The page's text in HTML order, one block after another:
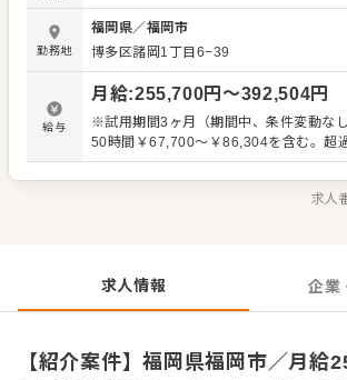
にその先の未来として、店舗運営のプロ
やエリアやブランドのマネージャーとし
なく、マーケティング・商品企画・調達
を支える部署や、人事・財務経理といっ
る機能を担う部署で外食企業のより幅広
むこともできます。 【具体的には…】 ・仕込みから盛り付
けまでの調理全般 ・仕入れや在庫管理な
フの教育 ・洗浄や清掃など衛生管理 ・
勤務地
福岡県／福岡市
博多区諸岡1丁目6−39
給与
月給:255,700円〜392,504円
※試用期間3ヶ月（期間中、条件変動な
50時間￥67,700～￥86,304を含む。超
求人
求人情報 企業
【紹介案件】福岡県福岡市／月給